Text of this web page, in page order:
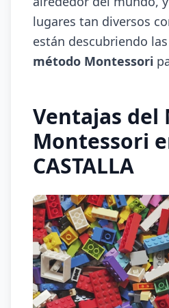
lugares tan diversos
están descubriendo las
método Montessori
Ventajas del
Montessori
CASTALLA